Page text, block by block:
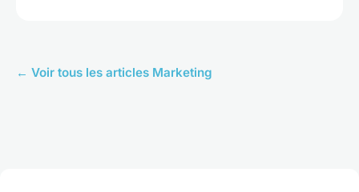
← Voir tous les articles Marketing